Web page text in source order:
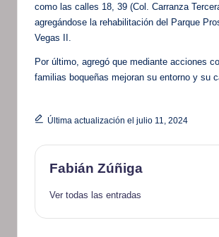
como las calles 18, 39 (Col. Carranza
agregándose la rehabilitación del Parque
Vegas II.
Por último, agregó que mediante acciones
familias boqueñas mejoran su entorno y su
Última actualización el julio 11, 2024
Fabián Zúñiga
Ver todas las entradas